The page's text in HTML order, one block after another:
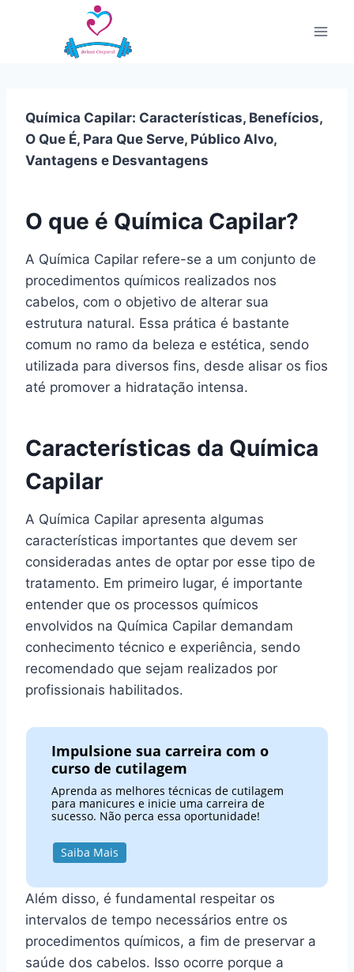
Química Capilar: Características, Benefícios,
O Que É, Para Que Serve, Público Alvo,
Vantagens e Desvantagens
O que é Química Capilar?
A Química Capilar refere-se a um conjunto de
procedimentos químicos realizados nos
cabelos, com o objetivo de alterar sua
estrutura natural. Essa prática é bastante
comum no ramo da beleza e estética, sendo
utilizada para diversos fins, desde alisar os fios
até promover a hidratação intensa.
Características da Química
Capilar
A Química Capilar apresenta algumas
características importantes que devem ser
consideradas antes de optar por esse tipo de
tratamento. Em primeiro lugar, é importante
entender que os processos químicos
envolvidos na Química Capilar demandam
conhecimento técnico e experiência, sendo
recomendado que sejam realizados por
profissionais habilitados.
Impulsione sua carreira com o
curso de cutilagem
Aprenda as melhores técnicas de cutilagem
para manicures e inicie uma carreira de
sucesso. Não perca essa oportunidade!
Saiba Mais
Além disso, é fundamental respeitar os
intervalos de tempo necessários entre os
procedimentos químicos, a fim de preservar a
saúde dos cabelos. Isso ocorre porque a